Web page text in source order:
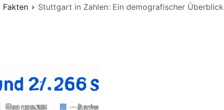
Fakten Stuttgart in Zahlen: Ein demografischer Überblick